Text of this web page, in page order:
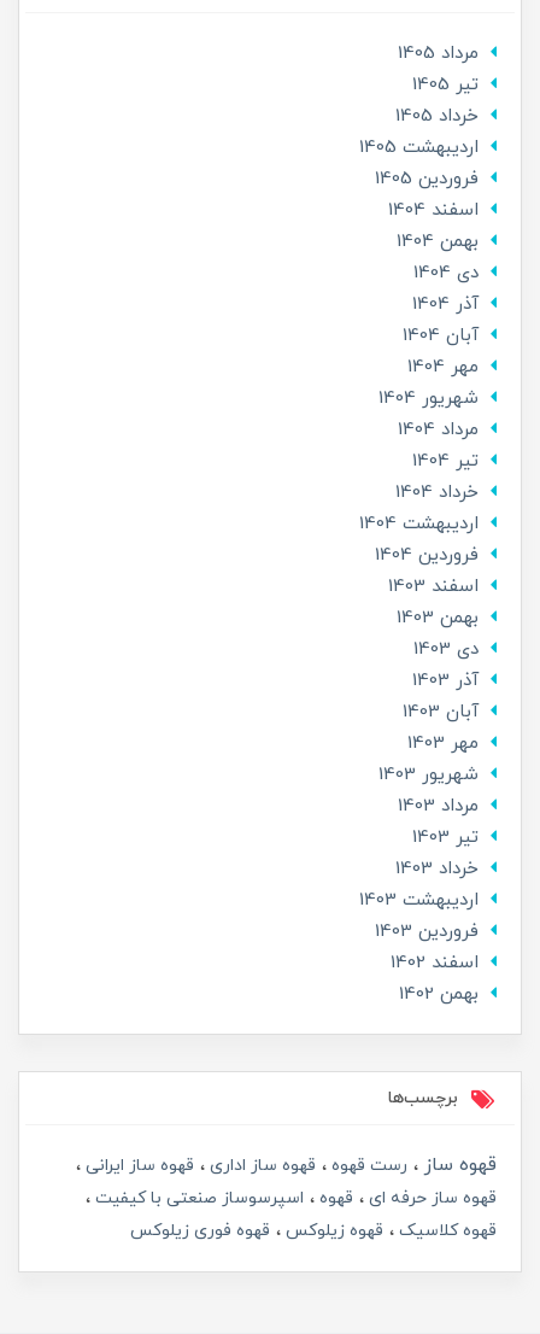
مرداد 1405
تير 1405
خرداد 1405
ارديبهشت 1405
فروردین 1405
اسفند 1404
بهمن 1404
دی 1404
آذر 1404
آبان 1404
مهر 1404
شهریور 1404
مرداد 1404
تير 1404
خرداد 1404
ارديبهشت 1404
فروردین 1404
اسفند 1403
بهمن 1403
دی 1403
آذر 1403
آبان 1403
مهر 1403
شهریور 1403
مرداد 1403
تير 1403
خرداد 1403
ارديبهشت 1403
فروردین 1403
اسفند 1402
بهمن 1402
برچسب‌ها
قهوه ساز رست قهوه قهوه ساز اداری
قهوه ساز ایرانی
قهوه ساز حرفه ای
قهوه
اسپرسوساز صنعتی با کیفیت
قهوه کلاسیک
قهوه زیلوکس قهوه فوری زیلوکس